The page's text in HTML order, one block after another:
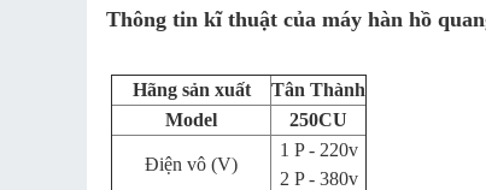
Thông tin kĩ thuật của máy hàn hồ
Hãng sản xuất
Tân Thành
Model
250CU
Điện vô (V)
1 P - 220v
2 P - 380v